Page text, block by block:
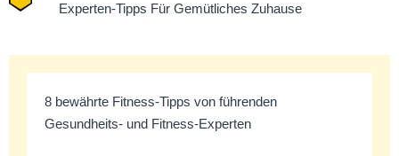
Experten-Tipps Für Gemütliches Zuhause
8 bewährte Fitness-Tipps von führenden
Gesundheits- und Fitness-Experten